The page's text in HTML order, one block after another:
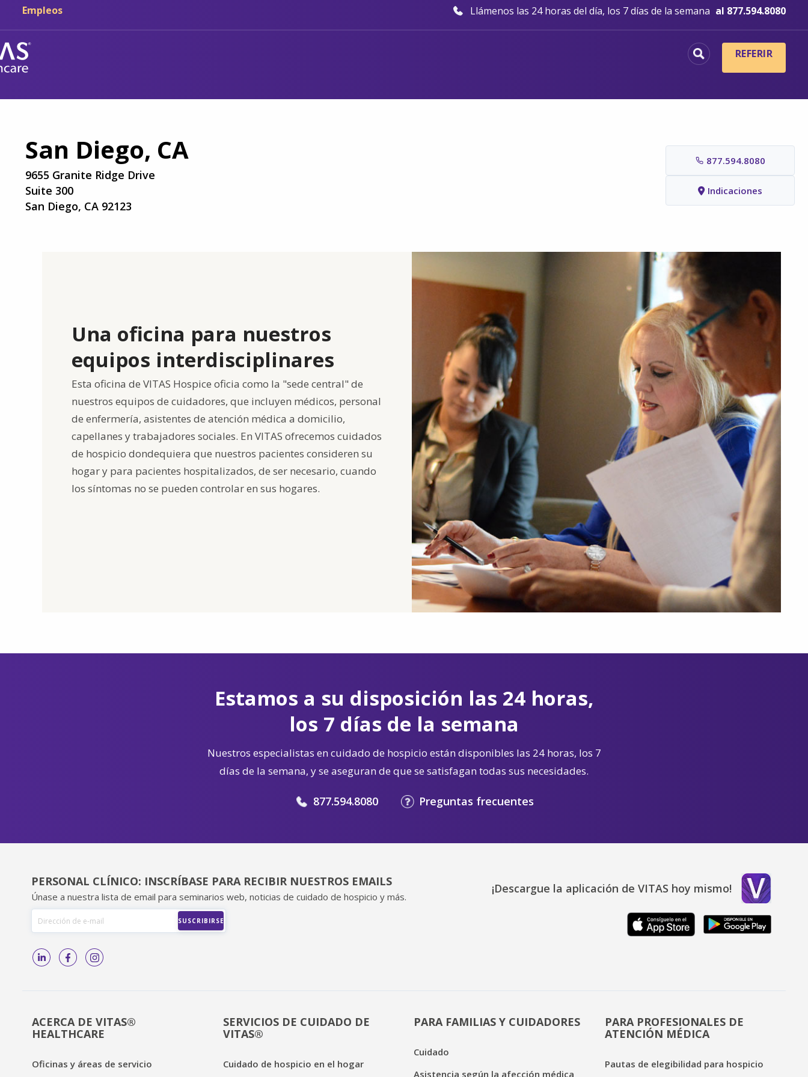
Ir al contenido principal
Ir a navegación
Empleos Llámenos las 24 horas del día, los 7 días de la semana al 877.594.8080
REFERIR
San Diego, CA
9655 Granite Ridge Drive
Suite 300
San Diego, CA 92123
877.594.8080
Indicaciones
Una oficina para nuestros
equipos interdisciplinares
Esta oficina de VITAS Hospice oficia como la "sede central" de
nuestros equipos de cuidadores, que incluyen médicos, personal
de enfermería, asistentes de atención médica a domicilio,
capellanes y trabajadores sociales. En VITAS ofrecemos cuidados
de hospicio dondequiera que nuestros pacientes consideren su
hogar y para pacientes hospitalizados, de ser necesario, cuando
los síntomas no se pueden controlar en sus hogares.
Estamos a su disposición las 24 horas,
los 7 días de la semana
Nuestros especialistas en cuidado de hospicio están disponibles las 24 horas, los 7
días de la semana, y se aseguran de que se satisfagan todas sus necesidades.
877.594.8080 Preguntas frecuentes
PERSONAL CLÍNICO: INSCRÍBASE PARA RECIBIR NUESTROS EMAILS
Únase a nuestra lista de email para seminarios web, noticias de cuidado de hospicio y más.
¡Descargue la aplicación de VITAS hoy mismo!
ACERCA DE VITAS®
HEALTHCARE
Oficinas y áreas de servicio
SERVICIOS DE CUIDADO DE
VITAS®
Cuidado de hospicio en el hogar
PARA FAMILIAS Y CUIDADORES
Cuidado
Asistencia según la afección médica
PARA PROFESIONALES DE
ATENCIÓN MÉDICA
Pautas de elegibilidad para hospicio